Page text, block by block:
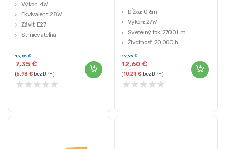
Výkon: 4W
Ekvivalent: 28W
Závit: E27
Stmievateľná
7,35€
13,65€
(5,98€ bez DPH)
★★★★★
Dĺžka: 0,6m
Výkon: 27W
Svetelný tok: 2700 Lm
Životnosť: 20 000 h
Materiál puzdra: hliník
12,60€
19,95€
(10,24€bez DPH)
★★★★★